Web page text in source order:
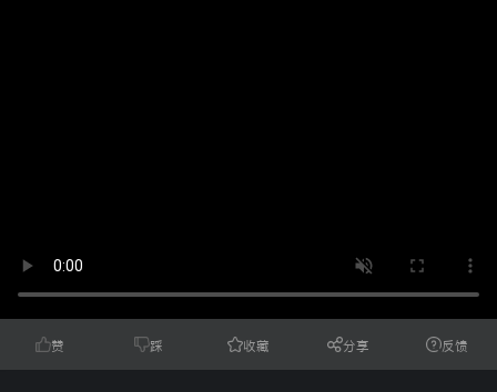
赞 踩 收藏 分享 反馈